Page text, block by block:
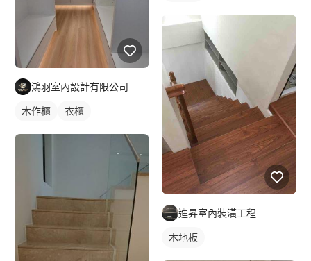
鴻羽室內設計有限公司
木作櫃 衣櫃
進昇室內裝潢工程
木地板